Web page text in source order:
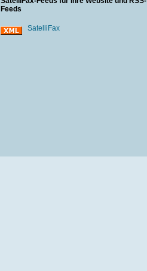
Feeds
SatelliFax